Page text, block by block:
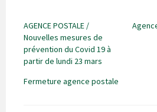
AGENCE POSTALE /
Nouvelles mesures de
prévention du Covid 19 à
partir de lundi 23 mars
Fermeture agence postale